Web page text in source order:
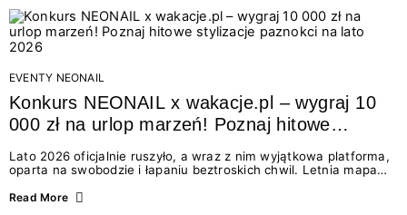
zmysłami: przez soczysty kolor, aksamitną teksturę,
orzeźwiający zapach i słodki akcent na podniebieniu. Tego lata
NEONAIL łączy siły z marką Willisch, tworząc unikalny projekt
na styku jedzenia i piękna....
EVENTY NEONAIL
Konkurs NEONAIL x wakacje.pl – wygraj 10
000 zł na urlop marzeń! Poznaj hitowe
Lato 2026 oficjalnie ruszyło, a wraz z nim wyjątkowa platforma,
oparta na swobodzie i łapaniu beztroskich chwil. Letnia mapa
doświadczenia wakacji – od spontanicznych wyjazdów, przez
Read More